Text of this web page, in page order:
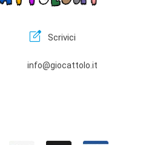
edit_square Scrivici
info@giocattolo.it